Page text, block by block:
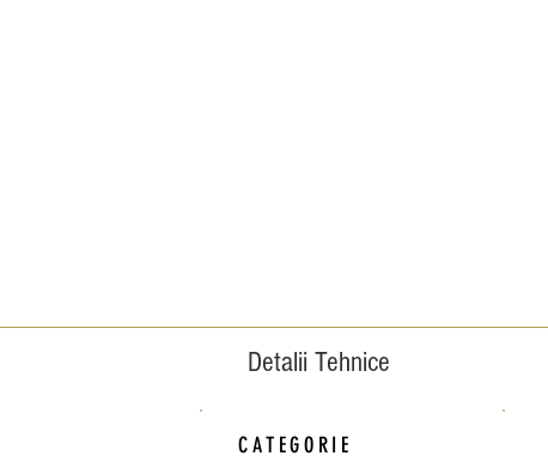
Detalii Tehnice
CATEGORIE